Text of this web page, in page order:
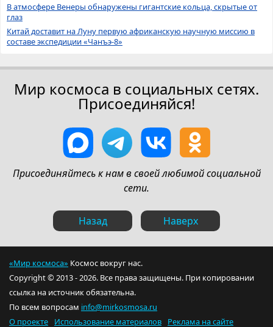
В атмосфере Венеры обнаружены гигантские кольца, скрытые от
глаз
Китай доставит на Луну первую африканскую научную миссию в
составе экспедиции «Чанъэ-8»
Мир космоса в социальных сетях.
Присоединяйся!
Присоединяйтесь к нам в своей любимой социальной
сети.
Назад Наверх
«Мир космоса» Космос вокруг нас.
Copyright © 2013 - 2026. Все права защищены. При копировании
ссылка на источник обязательна.
По всем вопросам info@mirkosmosa.ru
О проекте
Использование материалов Реклама на сайте